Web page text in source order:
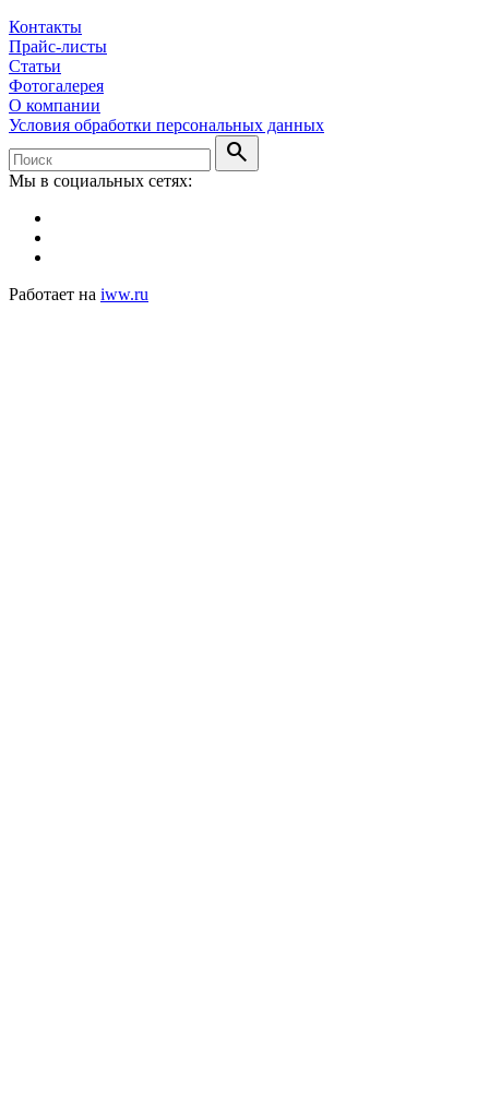
Контакты
Прайс-листы
Статьи
Фотогалерея
О компании
Условия обработки персональных данных
search
Мы в социальных сетях:
Работает на iww.ru